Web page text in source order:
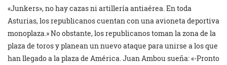
«Junkers», no hay cazas ni artillería antiaérea. En toda
Asturias, los republicanos cuentan con una avioneta deportiva
monoplaza.» No obstante, los republicanos toman la zona de la
plaza de toros y planean un nuevo ataque para unirse a los que
han llegado a la plaza de América. Juan Ambou sueña: «-Pronto